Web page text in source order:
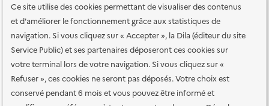
Ce site utilise des cookies permettant de visualiser des contenus
et d'améliorer le fonctionnement grâce aux statistiques de
navigation. Si vous cliquez sur « Accepter », la Dila (éditeur du site
Service Public) et ses partenaires déposeront ces cookies sur
votre terminal lors de votre navigation. Si vous cliquez sur «
Refuser », ces cookies ne seront pas déposés. Votre choix est
conservé pendant 6 mois et vous pouvez être informé et
Plan du site Accessibilité : totalement conforme
Accessibilité des
services en ligne Mentions légales Données personnelles et sécurité